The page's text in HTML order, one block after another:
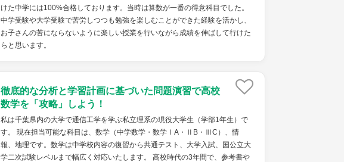
けた中学には100%合格しております。当時は算数が一番の得意科目でした。
中学受験や大学受験で苦労しつつも勉強を楽しむことができた経験を活かし、
お子さんの苦にならないように楽しい授業を行いながら成績を伸ばして行けた
らと思います。
徹底的な分析と学習計画に基づいた問題演習で高校
数学を「攻略」しよう！
私は千葉県内の大学で通信工学を学ぶ私立理系の現役大学生（学部1年生）で
す。 現在担当可能な科目は、数学（中学数学・数学ⅠA・ⅡB・ⅢC）、情
報、地理です。数学は中学校内容の復習から共通テスト、大学入試、国公立大
学二次試験レベルまで幅広く対応いたします。 高校時代の3年間で、参考書や